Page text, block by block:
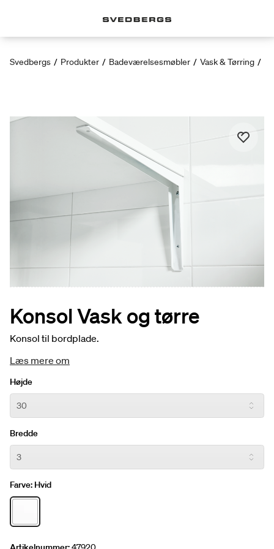
Svedbergs / Produkter / Badeværelsesmøbler / Vask & Tørring /
Konsol Vask og tørre
Konsol til bordplade.
Læs mere om
Højde
Bredde
Farve: Hvid